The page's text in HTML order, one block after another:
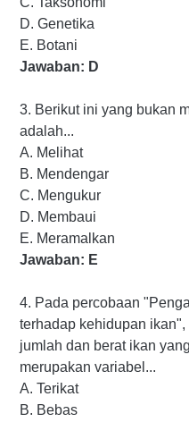
D. Genetika
E. Botani
Jawaban: D
3. Berikut ini yang bukan
adalah...
A. Melihat
B. Mendengar
C. Mengukur
D. Membaui
E. Meramalkan
Jawaban: E
4. Pada percobaan
terhadap kehidupan
jumlah dan berat ikan
merupakan variabel...
A. Terikat
B. Bebas